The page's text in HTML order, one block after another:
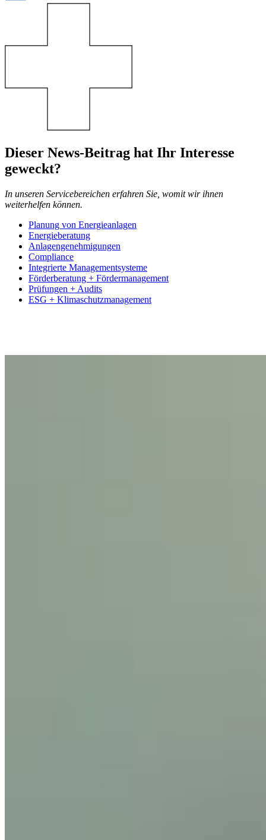
Dieser News-Beitrag hat Ihr Interesse
geweckt?
In unseren Servicebereichen erfahren Sie, womit wir ihnen
weiterhelfen können.
Planung von Energieanlagen
Energieberatung
Anlagengenehmigungen
Compliance
Integrierte Managementsysteme
Förderberatung + Fördermanagement
Prüfungen + Audits
ESG + Klimaschutzmanagement